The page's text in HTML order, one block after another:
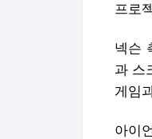
프로
넥슨
과 스
게임
아이